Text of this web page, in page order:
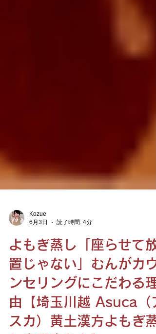
Kozue
6月3日
読了時間: 4分
よもぎ蒸し「座らせて放
置じゃない」むんがカウ
ンセリングにこだわる理